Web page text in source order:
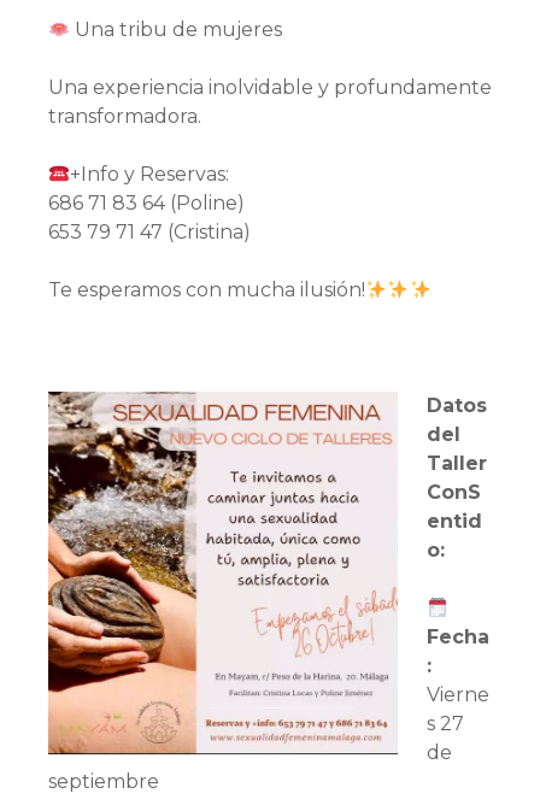
Una tribu de mujeres
Una experiencia inolvidable y profundamente
transformadora.
+Info y Reservas:
686 71 83 64 (Poline)
653 79 71 47 (Cristina)
Te esperamos con mucha ilusión!
Datos
del
Taller
ConS
entid
o:
Fecha
:
Vierne
s 27
de
septiembre